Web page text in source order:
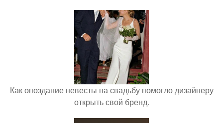
Как опоздание невесты на свадьбу помогло дизайнеру
открыть свой бренд.